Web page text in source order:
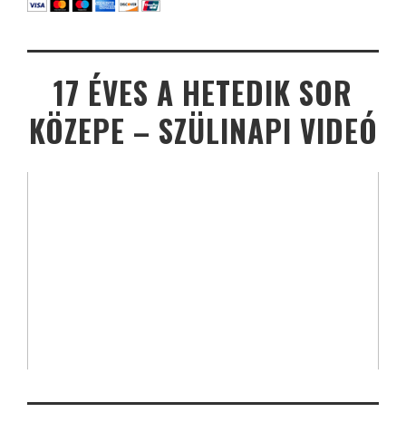
17 ÉVES A HETEDIK SOR
KÖZEPE – SZÜLINAPI VIDEÓ